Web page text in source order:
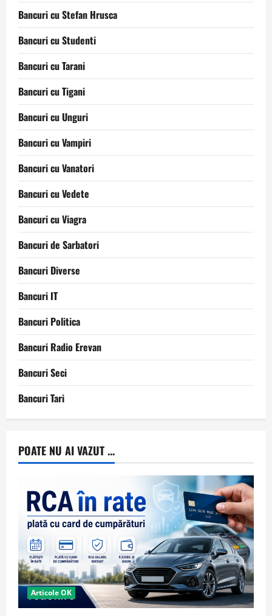
Bancuri cu Stefan Hrusca
Bancuri cu Studenti
Bancuri cu Tarani
Bancuri cu Tigani
Bancuri cu Unguri
Bancuri cu Vampiri
Bancuri cu Vanatori
Bancuri cu Vedete
Bancuri cu Viagra
Bancuri de Sarbatori
Bancuri Diverse
Bancuri IT
Bancuri Politica
Bancuri Radio Erevan
Bancuri Seci
Bancuri Tari
POATE NU AI VAZUT ...
Articole OK